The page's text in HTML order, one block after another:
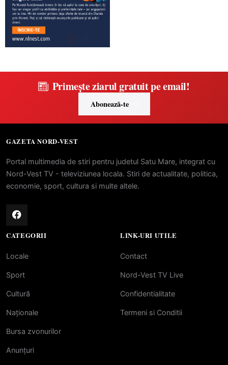
Primește ziarul gratuit pe email!
Abonează-te
GAZETA NORD-VEST
Portal multimedia de stiri pentru judetul Satu Mare, integrat cu
Nord-Vest TV - televiziunea locala. Stiri de actualitate, politica,
economie, sport, cultura si multe altele.
CATEGORII
Locale
Sport
Cultură
Naționale
Bursa zvonurilor
Anunțuri
LINK-URI UTILE
Contact
Nord-Vest TV Live
Confidentialitate
Termeni si Conditii